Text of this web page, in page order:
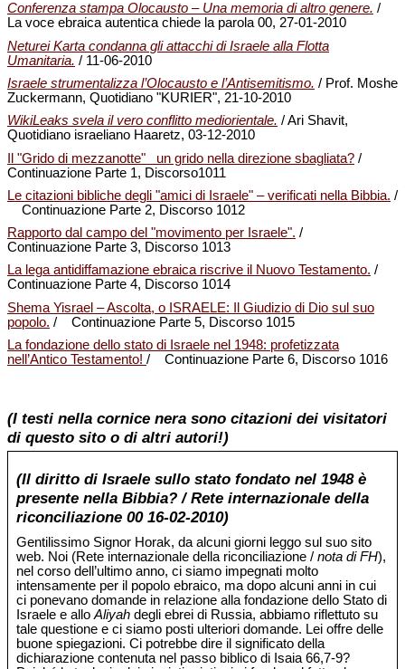
Conferenza stampa Olocausto – Una memoria di altro genere. /
La voce ebraica autentica chiede la parola 00, 27-01-2010
Neturei Karta condanna gli attacchi di Israele alla Flotta
Umanitaria. / 11-06-2010
Israele strumentalizza l’Olocausto e l’Antisemitismo. / Prof. Moshe
Zuckermann, Quotidiano "KURIER", 21-10-2010
WikiLeaks svela il vero conflitto mediorientale. / Ari Shavit,
Quotidiano israeliano Haaretz, 03-12-2010
Il "Grido di mezzanotte" un grido nella direzione sbagliata? /
Continuazione Parte 1, Discorso1011
Le citazioni bibliche degli "amici di Israele" – verificati nella Bibbia. /
Continuazione Parte 2, Discorso 1012
Rapporto dal campo del "movimento per Israele". /
Continuazione Parte 3, Discorso 1013
La lega antidiffamazione ebraica riscrive il Nuovo Testamento. /
Continuazione Parte 4, Discorso 1014
Shema Yisrael – Ascolta, o ISRAELE: Il Giudizio di Dio sul suo
popolo. / Continuazione Parte 5, Discorso 1015
La fondazione dello stato di Israele nel 1948: profetizzata
nell’Antico Testamento! / Continuazione Parte 6, Discorso 1016
(I testi nella cornice nera sono citazioni dei visitatori
di questo sito o di altri autori!)
(Il diritto di Israele sullo stato fondato nel 1948 è
presente nella Bibbia? / Rete internazionale della
riconciliazione 00 16-02-2010)
Gentilissimo Signor Horak, da alcuni giorni leggo sul suo sito
web. Noi (Rete internazionale della riconciliazione /nota di FH),
nel corso dell’ultimo anno, ci siamo impegnati molto
intensamente per il popolo ebraico, ma dopo alcuni anni in cui
ci ponevano domande in relazione alla fondazione dello Stato di
Israele e alloAliyah degli ebrei di Russia, abbiamo riflettuto su
tale questione e ci siamo posti ulteriori domande. Lei offre delle
buone spiegazioni. Ci potrebbe dire il significato della
dichiarazione contenuta nel passo biblico di Isaia 66,7-9?